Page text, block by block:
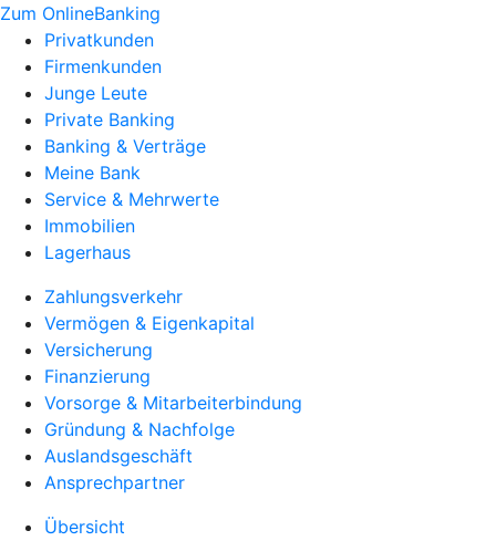
Zum OnlineBanking
Privatkunden
Firmenkunden
Junge Leute
Private Banking
Banking & Verträge
Meine Bank
Service & Mehrwerte
Immobilien
Lagerhaus
Zahlungsverkehr
Vermögen & Eigenkapital
Versicherung
Finanzierung
Vorsorge & Mitarbeiterbindung
Gründung & Nachfolge
Auslandsgeschäft
Ansprechpartner
Übersicht